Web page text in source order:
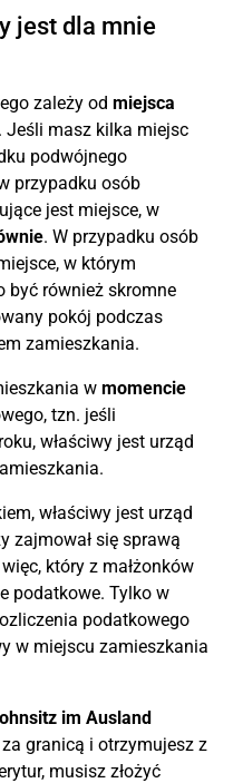
jest dla mnie
zależy od miejsca
Jeśli masz kilka miejsc
podwójnego
przypadku osób
jest miejsce, w
. W przypadku osób
w którym
być również skromne
pokój podczas
zamieszkania.
w momencie
tzn. jeśli
właściwy jest urząd
właściwy jest urząd
zajmował się sprawą
który z małżonków
podatkowe. Tylko w
podatkowego
w miejscu zamieszkania
im Ausland
granicą i otrzymujesz z
musisz złożyć